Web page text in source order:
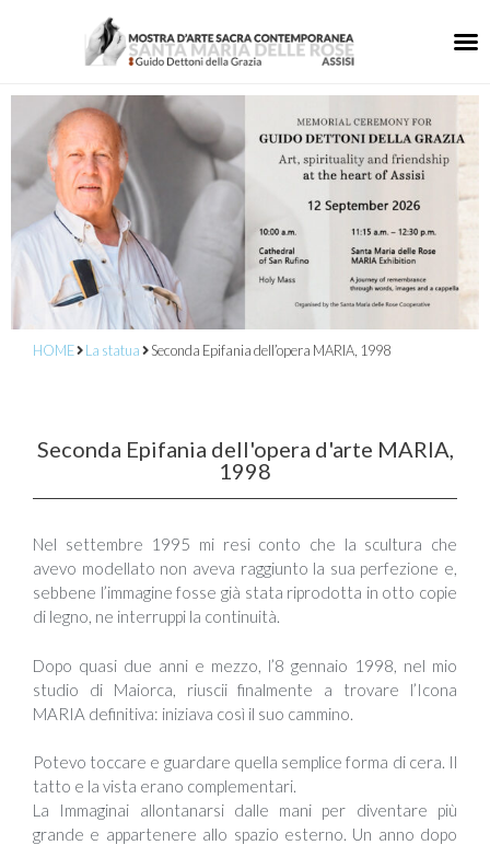
HOME La statua Seconda Epifania dell’opera MARIA, 1998
Seconda Epifania dell'opera d'arte MARIA,
1998
Nel settembre 1995 mi resi conto che la scultura che
avevo modellato non aveva raggiunto la sua perfezione e,
sebbene l’immagine fosse già stata riprodotta in otto copie
di legno, ne interruppi la continuità.
Dopo quasi due anni e mezzo, l’8 gennaio 1998, nel mio
studio di Maiorca, riuscii finalmente a trovare l’Icona
MARIA definitiva: iniziava così il suo cammino.
Potevo toccare e guardare quella semplice forma di cera. Il
tatto e la vista erano complementari.
La Immaginai allontanarsi dalle mani per diventare più
grande e appartenere allo spazio esterno. Un anno dopo